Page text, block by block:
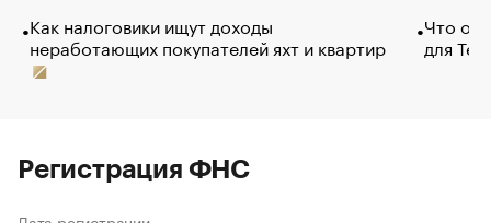
Как налоговики ищут доходы
неработающих покупателей яхт и квартир
Что
для
Регистрация ФНС